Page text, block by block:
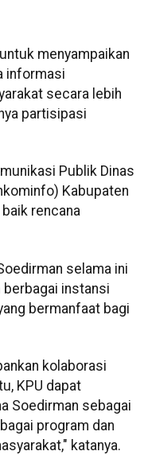
menyampaikan
informasi
secara lebih
partisipasi
Publik Dinas
Kabupaten
rencana
selama ini
instansi
bermanfaat bagi
kolaborasi
KPU dapat
Soedirman sebagai
program dan
katanya.